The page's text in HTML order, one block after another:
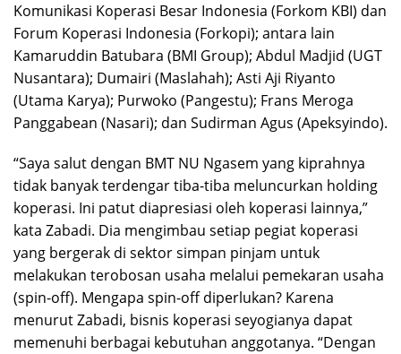
Komunikasi Koperasi Besar Indonesia (Forkom KBI) dan
Forum Koperasi Indonesia (Forkopi); antara lain
Kamaruddin Batubara (BMI Group); Abdul Madjid (UGT
Nusantara); Dumairi (Maslahah); Asti Aji Riyanto
(Utama Karya); Purwoko (Pangestu); Frans Meroga
Panggabean (Nasari); dan Sudirman Agus (Apeksyindo).
“Saya salut dengan BMT NU Ngasem yang kiprahnya
tidak banyak terdengar tiba-tiba meluncurkan holding
koperasi. Ini patut diapresiasi oleh koperasi lainnya,”
kata Zabadi. Dia mengimbau setiap pegiat koperasi
yang bergerak di sektor simpan pinjam untuk
melakukan terobosan usaha melalui pemekaran usaha
(spin-off). Mengapa spin-off diperlukan? Karena
menurut Zabadi, bisnis koperasi seyogianya dapat
memenuhi berbagai kebutuhan anggotanya. “Dengan